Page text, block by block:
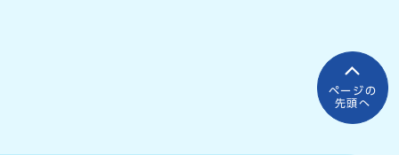
ページの
先頭へ